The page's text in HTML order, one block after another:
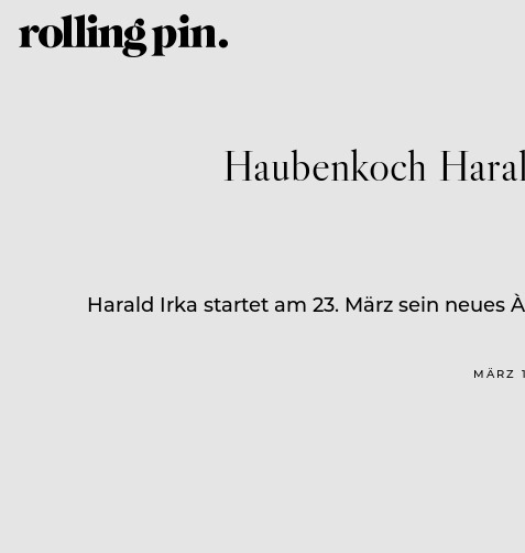
Haubenkoch
Harald Irka startet am 23. März sein neues
MÄRZ